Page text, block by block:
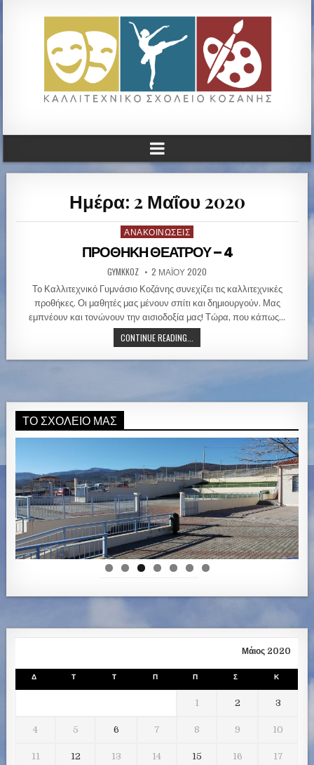
ΚΑΛΛΙΤΕΧΝΙΚΟ ΓΥΜΝΑΣΙΟ
ΚΟΖΑΝΗΣ
Ημέρα: 2 Μαΐου 2020
P
o
s
t
e
d
i
n
ΑΝΑΚΟΙΝΏΣΕΙΣ
ΠΡΟΘΗΚΗ ΘΕΑΤΡΟΥ – 4
GYMKKOZ 2 ΜΑΪ́ΟΥ 2020
Το Καλλιτεχνικό Γυμνάσιο Κοζάνης συνεχίζει τις καλλιτεχνικές
προθήκες. Οι μαθητές μας μένουν σπίτι και δημιουργούν. Μας
εμπνέουν και τονώνουν την αισιοδοξία μας! Τώρα, που κάπως…
CONTINUE READING...
ΤΟ ΣΧΟΛΕΊΟ ΜΑΣ
Μάιος 2020
Δ Τ Τ Π Π Σ Κ
1 2 3
4 5 6 7 8 9 10
11 12 13 14 15 16 17